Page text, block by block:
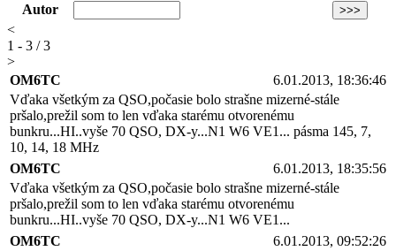
Autor
<
1 - 3 / 3
>
OM6TC
6.01.2013, 18:36:46
Vďaka všetkým za QSO,počasie bolo strašne mizerné-stále
pršalo,prežil som to len vďaka starému otvorenému
bunkru...HI..vyše 70 QSO, DX-y...N1 W6 VE1... pásma 145, 7,
10, 14, 18 MHz
OM6TC
6.01.2013, 18:35:56
Vďaka všetkým za QSO,počasie bolo strašne mizerné-stále
pršalo,prežil som to len vďaka starému otvorenému
bunkru...HI..vyše 70 QSO, DX-y...N1 W6 VE1...
OM6TC
6.01.2013, 09:52:26